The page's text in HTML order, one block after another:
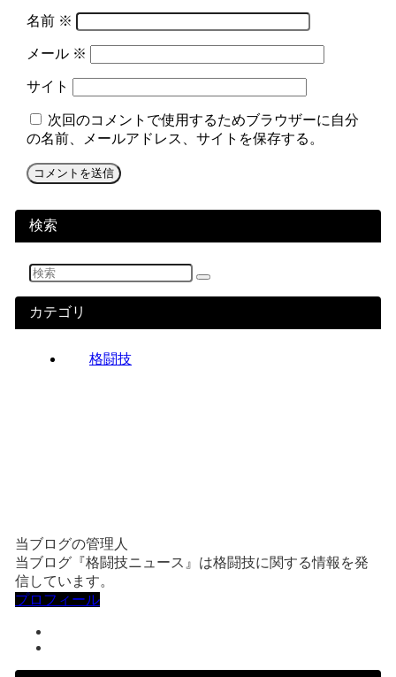
名前 ※
メール ※
サイト
次回のコメントで使用するためブラウザーに自分
の名前、メールアドレス、サイトを保存する。
検索
カテゴリ
格闘技
当ブログの管理人
当ブログ『格闘技ニュース』は格闘技に関する情報を発
信しています。
プロフィール